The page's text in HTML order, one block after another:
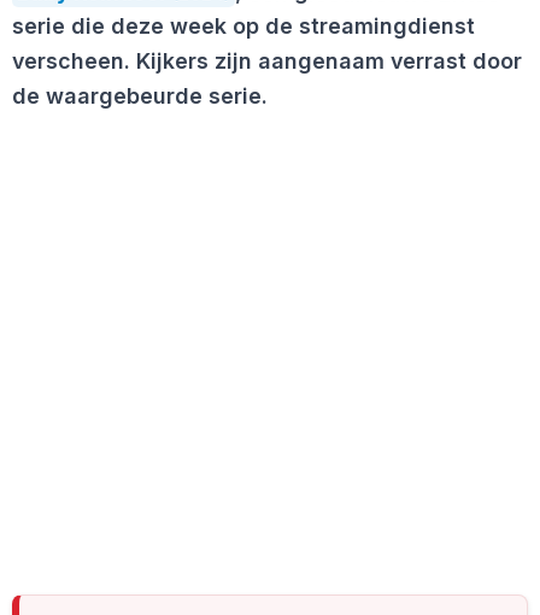
serie die deze week op de streamingdienst
verscheen. Kijkers zijn aangenaam verrast door
de waargebeurde serie.